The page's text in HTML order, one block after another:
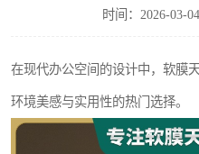
时间：2026-03-04
在现代办公空间的设计中，软膜
环境美感与实用性的热门选择。